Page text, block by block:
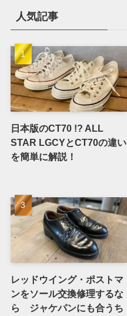
人気記事
日本版のCT70 !? ALL
STAR LGCYとCT70の違い
を簡単に解説！
レッドウイング・ポストマ
ンをソール交換修理するな
ら ジャケパンにも合うち